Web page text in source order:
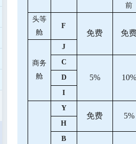
前
头等
舱
F
免费 免
商务
舱
J
C
5% 10%
D
I
Y
免费 5%
H
B